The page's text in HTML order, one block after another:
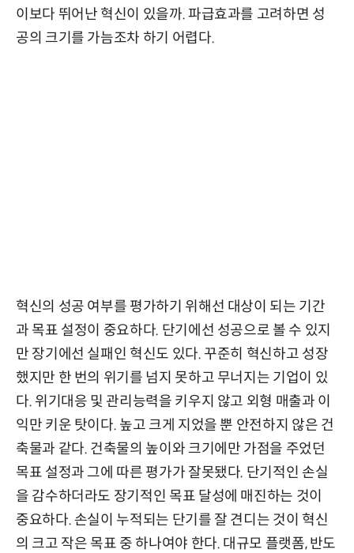
이보다 뛰어난 혁신이 있을까. 파급효과를 고려하면 성
공의 크기를 가늠조차 하기 어렵다.
혁신의 성공 여부를 평가하기 위해선 대상이 되는 기간
과 목표 설정이 중요하다. 단기에선 성공으로 볼 수 있지
만 장기에선 실패인 혁신도 있다. 꾸준히 혁신하고 성장
했지만 한 번의 위기를 넘지 못하고 무너지는 기업이 있
다. 위기대응 및 관리능력을 키우지 않고 외형 매출과 이
익만 키운 탓이다. 높고 크게 지었을 뿐 안전하지 않은 건
축물과 같다. 건축물의 높이와 크기에만 가점을 주었던
목표 설정과 그에 따른 평가가 잘못됐다. 단기적인 손실
을 감수하더라도 장기적인 목표 달성에 매진하는 것이
중요하다. 손실이 누적되는 단기를 잘 견디는 것이 혁신
의 크고 작은 목표 중 하나여야 한다. 대규모 플랫폼, 반도